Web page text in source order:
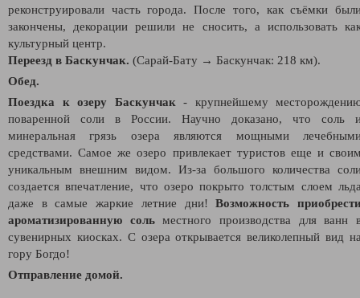
реконструировали часть города. После того, как съёмки
закончены, декорации решили не сносить, а использовать
культурный центр.
Переезд в Баскунчак. (Сарай-Бату → Баскунчак: 218 км).
Обед.
Поездка к озеру
Баскунчак - крупнейшему
поваренной соли в России. Научно доказано, что соль
минеральная грязь озера являются мощными
средствами. Самое же озеро привлекает туристов еще и
уникальным внешним видом. Из-за большого количества
создается впечатление, что озеро покрыто толстым слоем
даже в самые жаркие летние дни!Возможность
ароматизированную сольместного производства для ванн
сувенирных киосках. С озера открывается великолепный вид
гору Богдо!
Отправление домой.